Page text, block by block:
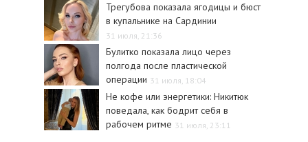
Трегубова показала ягодицы и бюст
в купальнике на Сардинии
31 июля, 21:36
Булитко показала лицо через
полгода после пластической
операции 31 июля, 18:04
Не кофе или энергетики: Никитюк
поведала, как бодрит себя в
рабочем ритме 31 июля, 23:11